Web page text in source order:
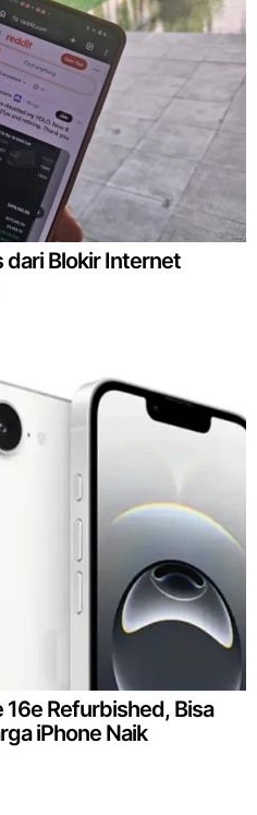
dari Blokir Internet
Refurbished, Bisa
iPhone Naik